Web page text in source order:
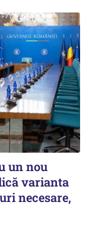
un nou
varianta
necesare,